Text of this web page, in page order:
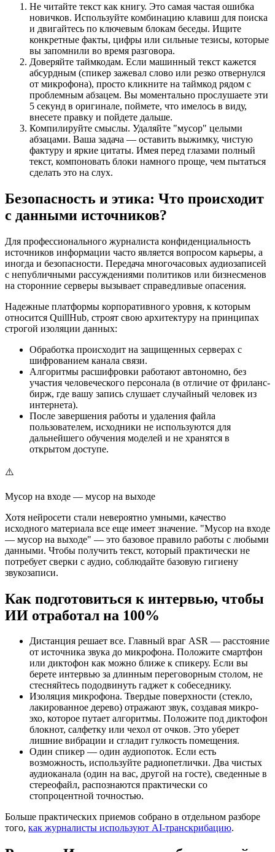
Не читайте текст как книгу. Это самая частая ошибка
новичков. Используйте комбинацию клавиш для поиска
и двигайтесь по ключевым блокам беседы. Ищите
конкретные факты, цифры или сильные тезисы, которые
вы запомнили во время разговора.
Доверяйте таймкодам. Если машинный текст кажется
абсурдным (спикер зажевал слово или резко отвернулся
от микрофона), просто кликните на таймкод рядом с
проблемным абзацем. Вы моментально прослушаете эти
5 секунд в оригинале, поймете, что имелось в виду,
внесете правку и пойдете дальше.
Компилируйте смыслы. Удаляйте "мусор" целыми
абзацами. Ваша задача — оставить выжимку, чистую
фактуру и яркие цитаты. Имея перед глазами полный
текст, компоновать блоки намного проще, чем пытаться
сделать это на слух.
Безопасность и этика: Что происходит
с данными источников?
Для профессионального журналиста конфиденциальность
источников информации часто является вопросом карьеры, а
иногда и безопасности. Передача многочасовых аудиозаписей
с непубличными рассуждениями политиков или бизнесменов
на сторонние серверы вызывает справедливые опасения.
Надежные платформы корпоративного уровня, к которым
относится QuillHub, строят свою архитектуру на принципах
строгой изоляции данных:
Обработка происходит на защищенных серверах с
шифрованием канала связи.
Алгоритмы расшифровки работают автономно, без
участия человеческого персонала (в отличие от фриланс-
бирж, где вашу запись слушает случайный человек из
интернета).
После завершения работы и удаления файла
пользователем, исходники не используются для
дальнейшего обучения моделей и не хранятся в
открытом доступе.
⚠️
Мусор на входе — мусор на выходе
Хотя нейросети стали невероятно умными, качество
исходного материала все еще имеет значение. "Мусор на входе
— мусор на выходе" — это базовое правило работы с любыми
данными. Чтобы получить текст, который практически не
потребует сверки с аудио, соблюдайте базовую гигиену
звукозаписи.
Как подготовиться к интервью, чтобы
ИИ отработал на 100%
Дистанция решает все. Главный враг ASR — расстояние
от источника звука до микрофона. Положите смартфон
или диктофон как можно ближе к спикеру. Если вы
берете интервью за длинным переговорным столом, не
стесняйтесь пододвинуть гаджет к собеседнику.
Изоляция микрофона. Твердые поверхности (стекло,
лакированное дерево) отражают звук, создавая микро-
эхо, которое путает алгоритмы. Положите под диктофон
блокнот, салфетку или чехол от очков. Это уберет
лишние вибрации и сгладит гулкость помещения.
Один спикер — один аудиопоток. Если есть
возможность, используйте радиопетлички. Два чистых
аудиоканала (один на вас, другой на госте), сведенные в
стереофайл, распознаются практически со
стопроцентной точностью.
Больше практических приемов собрано в отдельном разборе
того, как журналисты используют AI-транскрибацию.